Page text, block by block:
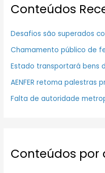
Conteúdos
Desafios são superados
Chamamento público de
Estado transportará bens
AENFER retoma palestras
Falta de autoridade
Conteúdos por